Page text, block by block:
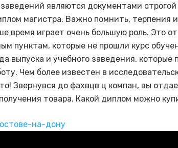
являются документами
магистра. Важно помнить, терпения
время играет очень большую роль. Это
пунктам, которые не прошли курс
выпуска и учебного заведения, которые
Чем более известен в
Звернувся до фахвцв ц компан, вы
товара. Какой диплом можно
на-дону